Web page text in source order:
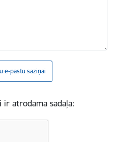
e-pastu saziņai
atrodama sadaļā: